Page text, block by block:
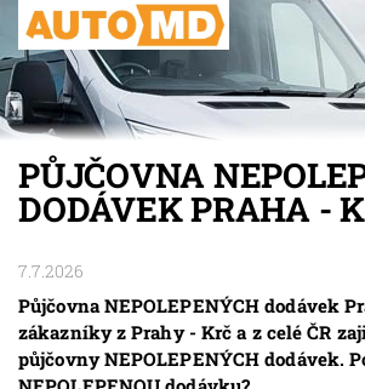
PŮJČOVNA
DODÁVEK PRAHA -
7.7.2026
Půjčovna NEPOLEPENÝCH dodávek
zákazníky z Prahy - Krč a z celé ČR
půjčovny NEPOLEPENÝCH dodávek.